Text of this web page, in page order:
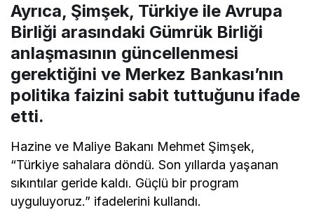
Ayrıca, Şimşek, Türkiye ile Avrupa
Birliği arasındaki Gümrük Birliği
anlaşmasının güncellenmesi
gerektiğini ve Merkez Bankası’nın
politika faizini sabit tuttuğunu ifade
etti.
Hazine ve Maliye Bakanı Mehmet Şimşek,
“Türkiye sahalara döndü. Son yıllarda yaşanan
sıkıntılar geride kaldı. Güçlü bir program
uyguluyoruz.” ifadelerini kullandı.